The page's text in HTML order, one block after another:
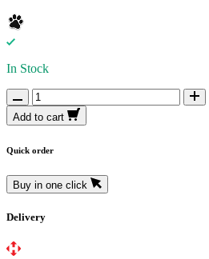
In Stock
Add to cart
Quick order
Buy in one click
Delivery